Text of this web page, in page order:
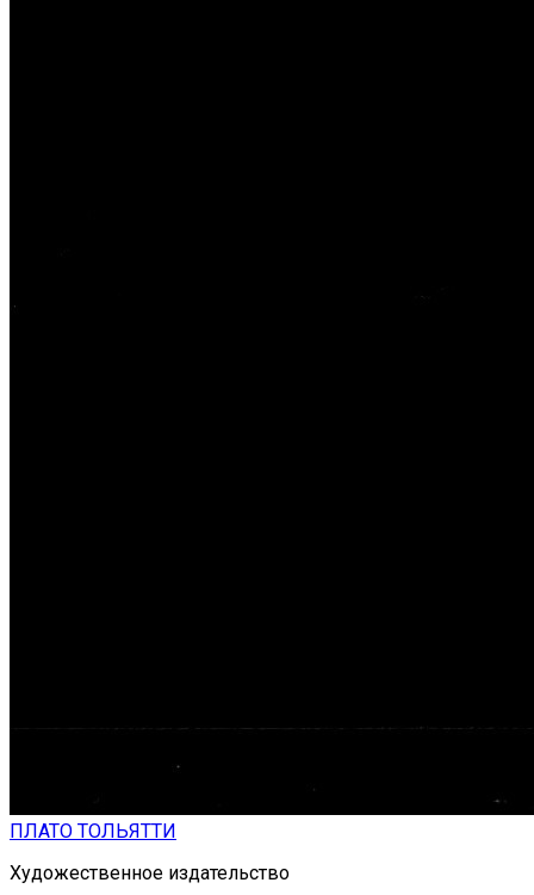
ПЛАТО ТОЛЬЯТТИ
Художественное издательство